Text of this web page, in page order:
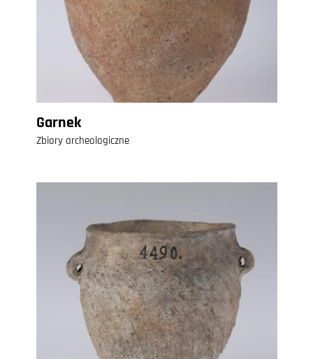
Garnek
Zbiory archeologiczne